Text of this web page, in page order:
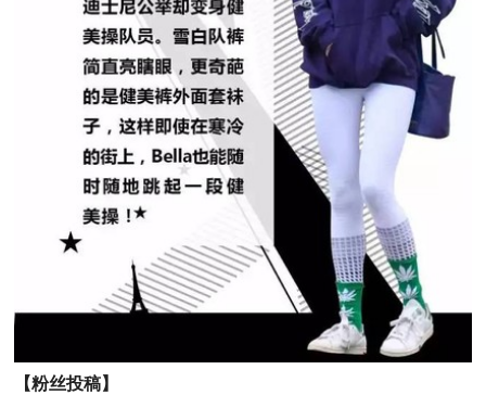
【粉丝投稿】